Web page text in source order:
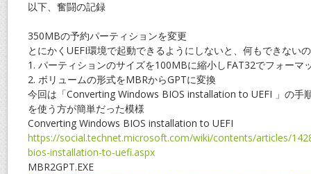
以下、奮闘の記録
350MBの予約パーティションを変更
とにかくUEFI環境で起動できるようにしないと、何もできない
1. パーティションのサイズを100MBに縮小しFAT32でフォーマ
2. ボリュームの形式をMBRからGPTに変換
今回は「Converting Windows BIOS installation to UEFI 」の手
を使う方が簡単だった模様
Converting Windows BIOS installation to UEFI
https://social.technet.microsoft.com/wiki/contents/articles/
bios-installation-to-uefi.aspx
MBR2GPT.EXE